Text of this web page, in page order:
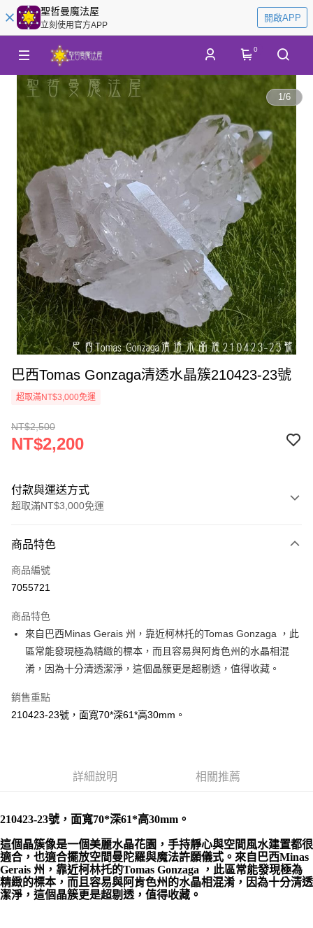
聖哲曼魔法屋
立刻使用官方APP
開啟APP
0
1/6
巴西Tomas Gonzaga清透水晶簇210423-23號
超取滿NT$3,000免運
NT$2,500
NT$2,200
付款與運送方式
超取滿NT$3,000免運
信用卡一次付款
超商取貨付款
Apple Pay
街口支付
每筆NT$80，滿NT$3,000(含以上)免運費
賣家宅配幫您送（台灣）
每筆NT$80，滿NT$3,000(含以上)免運費
郵局幫你送（離島）
商品特色
商品編號
7055721
商品特色
來自巴西Minas Gerais 州，靠近柯林托的Tomas Gonzaga ，此
區常能發現極為精緻的標本，而且容易與阿肯色州的水晶相混
淆，因為十分清透潔淨，這個晶簇更是超剔透，值得收藏。
銷售重點
210423-23號，面寬70*深61*高30mm。
詳細說明 相關推薦
210423-23號，面寬70*深61*高30mm。
這個晶簇像是一個美麗水晶花園，手持靜心與空間風水建置都很
適合，也適合擺放空間曼陀羅與魔法許願儀式。來自巴西Minas
Gerais 州，靠近柯林托的Tomas Gonzaga ，此區常能發現極為
精緻的標本，而且容易與阿肯色州的水晶相混淆，因為十分清透
潔淨，這個晶簇更是超剔透，值得收藏。